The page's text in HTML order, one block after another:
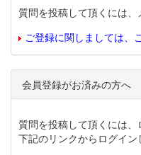
質問を投稿して頂くには、
ご登録に関しましては、
会員登録がお済みの方へ
質問を投稿して頂くには、
下記のリンクからログイン